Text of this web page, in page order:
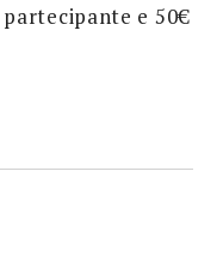
partecipante e 50€